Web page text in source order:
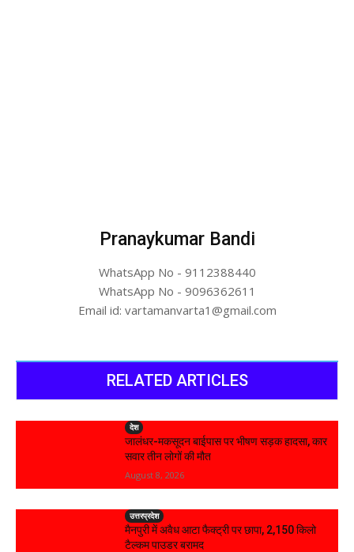
Pranaykumar Bandi
WhatsApp No - 9112388440
WhatsApp No - 9096362611
Email id: vartamanvarta1@gmail.com
RELATED ARTICLES
देश
जालंधर-मकसूदन बाईपास पर भीषण सड़क हादसा, कार
सवार तीन लोगों की मौत
August 8, 2026
उत्तरप्रदेश
मैनपुरी में अवैध आटा फैक्ट्री पर छापा, 2,150 किलो
टैल्कम पाउडर बरामद